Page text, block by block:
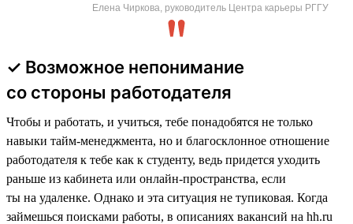
Елена Чиркова, руководитель Центра карьеры РГГУ
✓ Возможное непонимание
со стороны работодателя
Чтобы и работать, и учиться, тебе понадобятся не только
навыки тайм-менеджмента, но и благосклонное отношение
работодателя к тебе как к студенту, ведь придется уходить
раньше из кабинета или онлайн-пространства, если
ты на удаленке. Однако и эта ситуация не тупиковая. Когда
займешься поисками работы, в описаниях вакансий на hh.ru